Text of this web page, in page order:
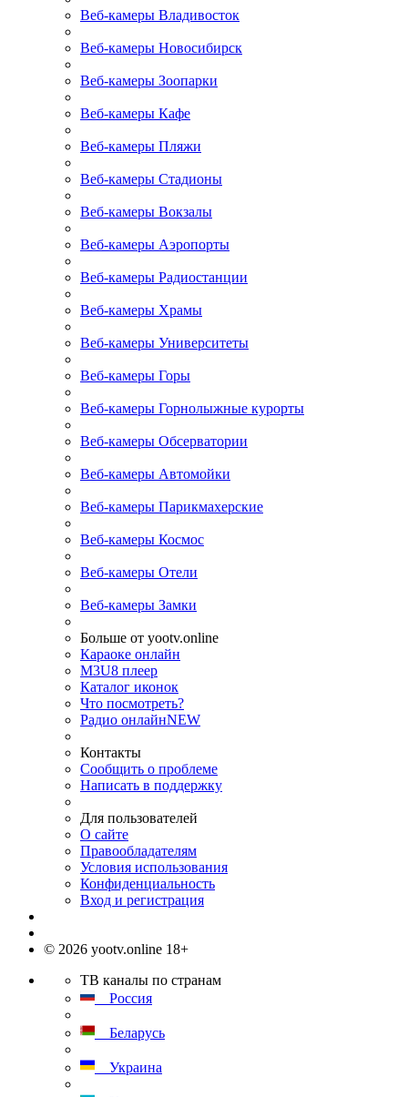
Веб-камеры Владивосток
Веб-камеры Новосибирск
Веб-камеры Зоопарки
Веб-камеры Кафе
Веб-камеры Пляжи
Веб-камеры Стадионы
Веб-камеры Вокзалы
Веб-камеры Аэропорты
Веб-камеры Радиостанции
Веб-камеры Храмы
Веб-камеры Университеты
Веб-камеры Горы
Веб-камеры Горнолыжные курорты
Веб-камеры Обсерватории
Веб-камеры Автомойки
Веб-камеры Парикмахерские
Веб-камеры Космос
Веб-камеры Отели
Веб-камеры Замки
Больше от yootv.online
Караоке онлайн
M3U8 плеер
Каталог иконок
Что посмотреть?
Радио онлайнNEW
Контакты
Сообщить о проблеме
Написать в поддержку
Для пользователей
О сайте
Правообладателям
Условия использования
Конфиденциальность
Вход и регистрация
© 2026 yootv.online 18+
ТВ каналы по странам
Россия
Беларусь
Украина